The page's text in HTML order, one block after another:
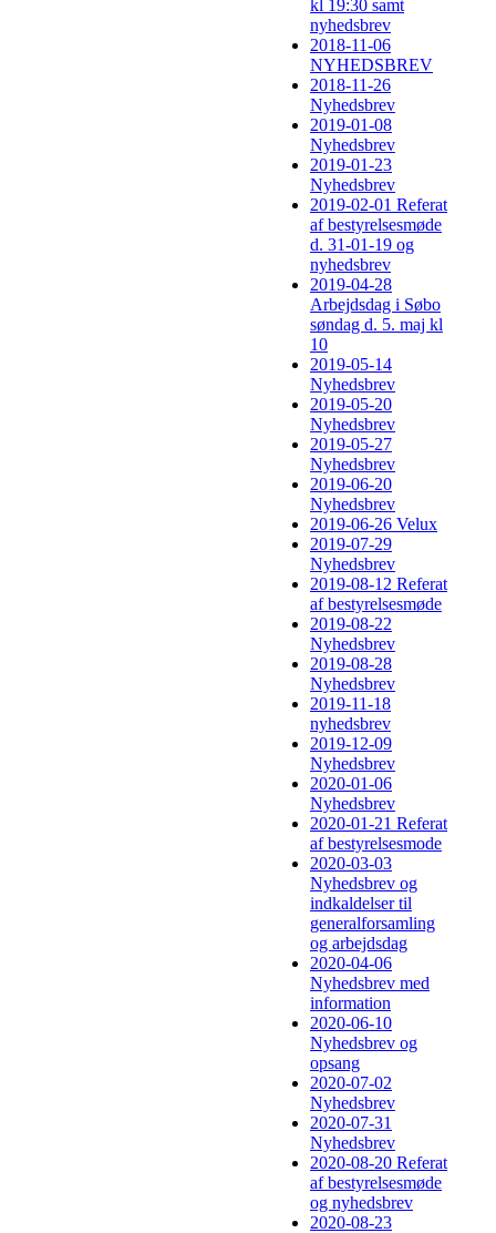
kl 19:30 samt
nyhedsbrev
2018-11-06
NYHEDSBREV
2018-11-26
Nyhedsbrev
2019-01-08
Nyhedsbrev
2019-01-23
Nyhedsbrev
2019-02-01 Referat
af bestyrelsesmøde
d. 31-01-19 og
nyhedsbrev
2019-04-28
Arbejdsdag i Søbo
søndag d. 5. maj kl
10
2019-05-14
Nyhedsbrev
2019-05-20
Nyhedsbrev
2019-05-27
Nyhedsbrev
2019-06-20
Nyhedsbrev
2019-06-26 Velux
2019-07-29
Nyhedsbrev
2019-08-12 Referat
af bestyrelsesmøde
2019-08-22
Nyhedsbrev
2019-08-28
Nyhedsbrev
2019-11-18
nyhedsbrev
2019-12-09
Nyhedsbrev
2020-01-06
Nyhedsbrev
2020-01-21 Referat
af bestyrelsesmode
2020-03-03
Nyhedsbrev og
indkaldelser til
generalforsamling
og arbejdsdag
2020-04-06
Nyhedsbrev med
information
2020-06-10
Nyhedsbrev og
opsang
2020-07-02
Nyhedsbrev
2020-07-31
Nyhedsbrev
2020-08-20 Referat
af bestyrelsesmøde
og nyhedsbrev
2020-08-23